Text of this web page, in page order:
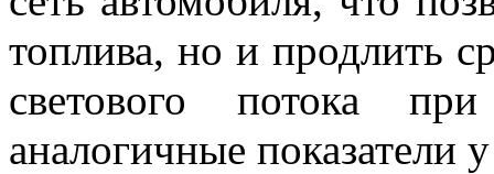
топлива, но и продлить
светового потока
аналогичные показатели